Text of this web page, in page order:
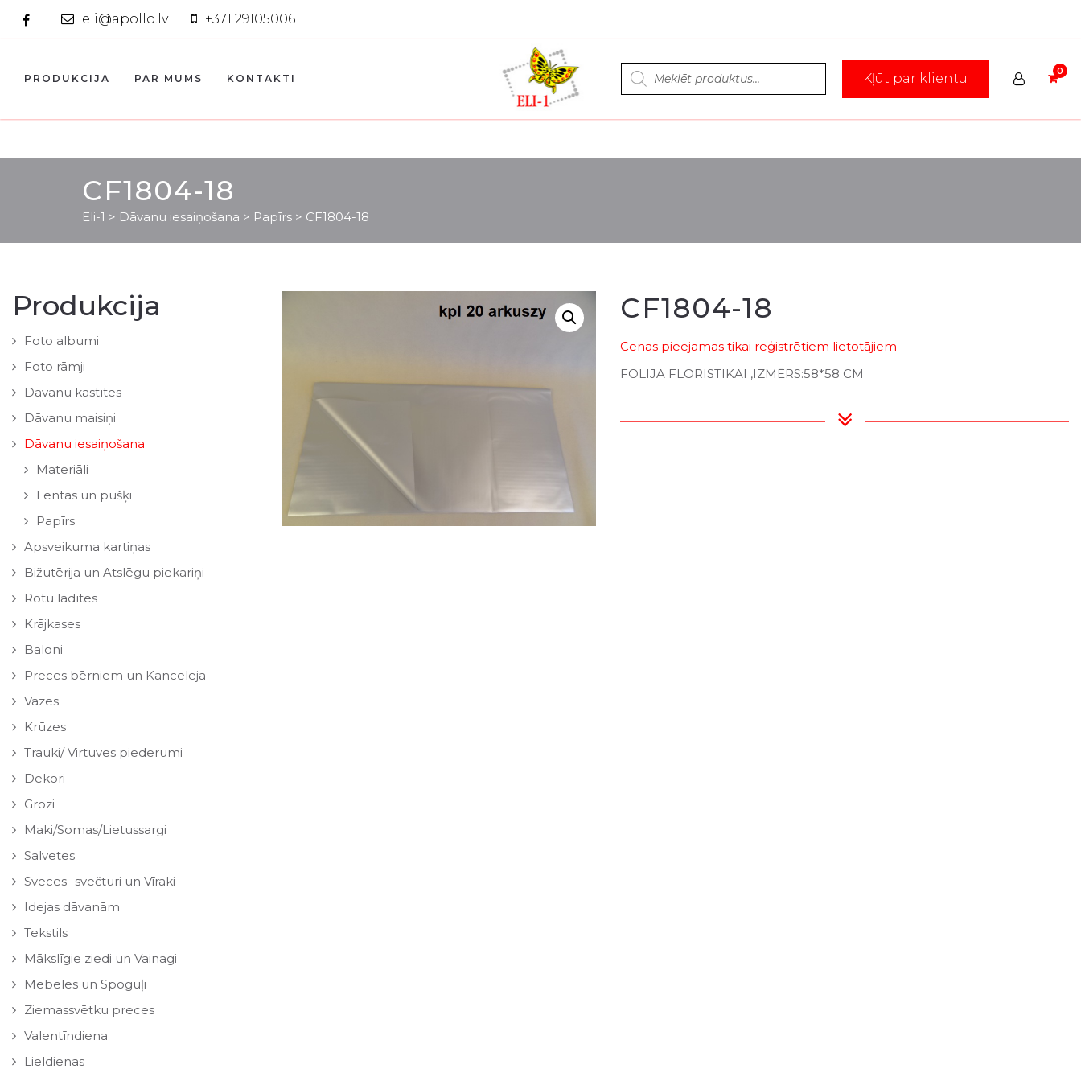
eli@apollo.lv +371 29105006
Products
search Kļūt par klientu
PRODUKCIJA PAR MUMS KONTAKTI
CF1804-18
Eli-1 > Dāvanu iesaiņošana > Papīrs > CF1804-18
Produkcija
Foto albumi
Foto rāmji
Dāvanu kastītes
Dāvanu maisiņi
Dāvanu iesaiņošana
Materiāli
Lentas un pušķi
Papīrs
Apsveikuma kartiņas
Bižutērija un Atslēgu piekariņi
Rotu lādītes
Krājkases
Baloni
Preces bērniem un Kanceleja
Vāzes
Krūzes
Trauki/ Virtuves piederumi
Dekori
Grozi
Maki/Somas/Lietussargi
Salvetes
Sveces- svečturi un Vīraki
Idejas dāvanām
Tekstils
Mākslīgie ziedi un Vainagi
Mēbeles un Spoguļi
Ziemassvētku preces
Valentīndiena
Lieldienas
CF1804-18
Cenas pieejamas tikai reģistrētiem lietotājiem
FOLIJA FLORISTIKAI ,IZMĒRS:58*58 CM